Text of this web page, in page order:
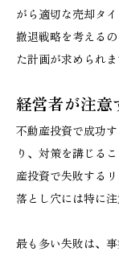
がら適切な売却タ
撤退戦略を考える
た計画が求められま
経営者が注意
不動産投資で成功
り、対策を講じる
産投資で失敗する
落とし穴には特に注
最も多い失敗は、